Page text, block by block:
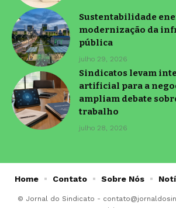
Sustentabilidade
modernização da
pública
julho 29, 2026
Sindicatos levam
artificial para a
ampliam debate
trabalho
julho 28, 2026
© Jornal do Sindicato -
Home Contato Sobre Nós